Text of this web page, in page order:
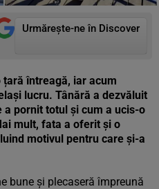
Urmărește-ne în Discover
întreagă, iar acum
lucru. Tânără a dezvăluit
pornit totul și cum a ucis-o
mult, fata a oferit și o
motivul pentru care și-a
bune și plecaseră împreună